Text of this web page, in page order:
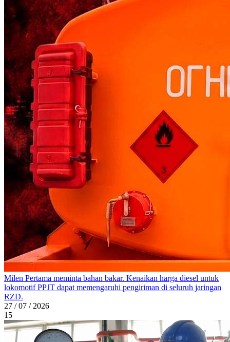
Milen Pertama meminta bahan bakar. Kenaikan harga diesel untuk
lokomotif PPJT dapat memengaruhi pengiriman di seluruh jaringan
RZD.
27 / 07 / 2026
15